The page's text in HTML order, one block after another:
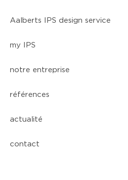
Aalberts IPS design service
my IPS
notre entreprise
références
actualité
contact